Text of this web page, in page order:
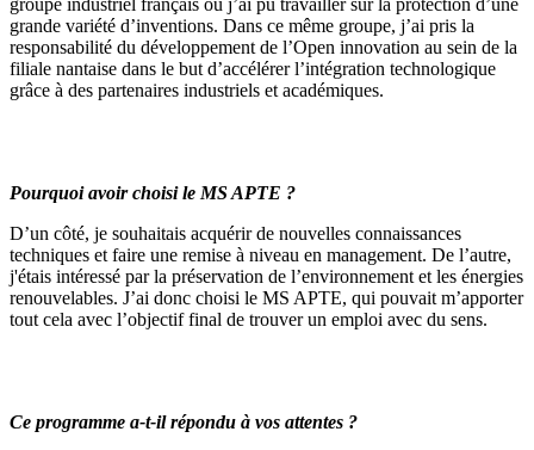
grande variété d’inventions. Dans ce même groupe, j’ai pris la
responsabilité du développement de l’Open innovation au sein de la
filiale nantaise dans le but d’accélérer l’intégration technologique
grâce à des partenaires industriels et académiques.
Pourquoi avoir choisi le MS APTE ?
D’un côté, je souhaitais acquérir de nouvelles connaissances
techniques et faire une remise à niveau en management. De l’autre,
j'étais intéressé par la préservation de l’environnement et les énergies
renouvelables. J’ai donc choisi le MS APTE, qui pouvait m’apporter
tout cela avec l’objectif final de trouver un emploi avec du sens.
Ce programme a-t-il répondu à vos attentes ?